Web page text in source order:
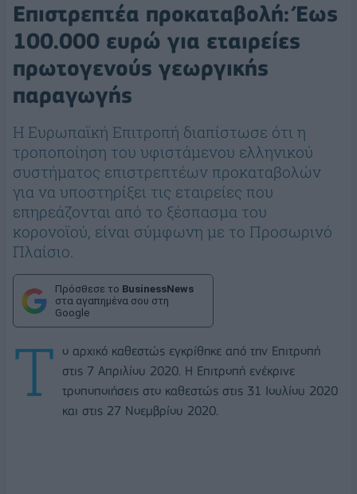
Επιστρεπτέα προκαταβολή: Έως
100.000 ευρώ για εταιρείες
πρωτογενούς γεωργικής
παραγωγής
Η Ευρωπαϊκή Επιτροπή διαπίστωσε ότι η
τροποποίηση του υφιστάμενου ελληνικού
συστήματος επιστρεπτέων προκαταβολών
για να υποστηρίξει τις εταιρείες που
επηρεάζονται από το ξέσπασμα του
κορονoϊού, είναι σύμφωνη με το Προσωρινό
Πλαίσιο.
Πρόσθεσε το BusinessNews
στα αγαπημένα σου στη
Google
Τ
ο αρχικό καθεστώς εγκρίθηκε από την Επιτροπή
στις 7 Απριλίου 2020. Η Επιτροπή ενέκρινε
τροποποιήσεις στο καθεστώς στις 31 Ιουλίου 2020
και στις 27 Νοεμβρίου 2020.